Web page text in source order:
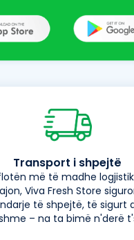
Transport i shpejtë
më të madhe
Viva Fresh Store
të shpejtë, të sigurt
– na ta bimë n'derë